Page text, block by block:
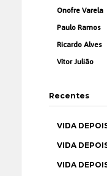
Onofre Varela
Paulo Ramos
Ricardo Alves
Vítor Julião
Recentes
VIDA
VIDA
VIDA